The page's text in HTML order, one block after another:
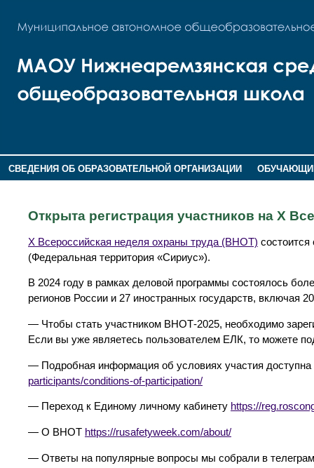
СВЕДЕНИЯ ОБ ОБРАЗОВАТЕЛЬНОЙ ОРГАНИЗАЦИИ
Открыта регистрация участников на X
X Всероссийская неделя охраны труда (ВНОТ) состоится
(Федеральная территория «Сириус»).
В 2024 году в рамках деловой программы состоялось
регионов России и 27 иностранных государств, включая
— Чтобы стать участником ВНОТ-2025, необходимо
Если вы уже являетесь пользователем ЕЛК, то можете
— Подробная информация об условиях участия
participants/conditions-of-participation/
— Переход к Единому личному кабинету https://
— О ВНОТ https://rusafetyweek.com/about/
— Ответы на популярные вопросы мы собрали в